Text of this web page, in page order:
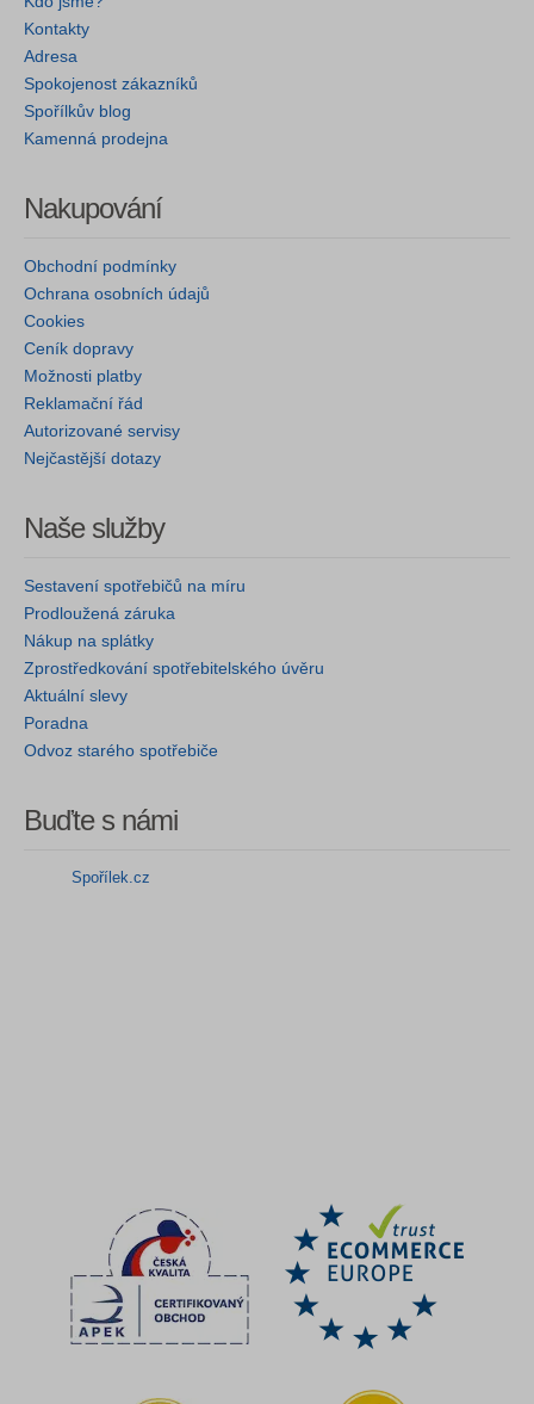
Kontakty
Adresa
Spokojenost zákazníků
Spořílkův blog
Kamenná prodejna
Nakupování
Obchodní podmínky
Ochrana osobních údajů
Cookies
Ceník dopravy
Možnosti platby
Reklamační řád
Autorizované servisy
Nejčastější dotazy
Naše služby
Sestavení spotřebičů na míru
Prodloužená záruka
Nákup na splátky
Zprostředkování spotřebitelského úvěru
Aktuální slevy
Poradna
Odvoz starého spotřebiče
Buďte s námi
Spořílek.cz